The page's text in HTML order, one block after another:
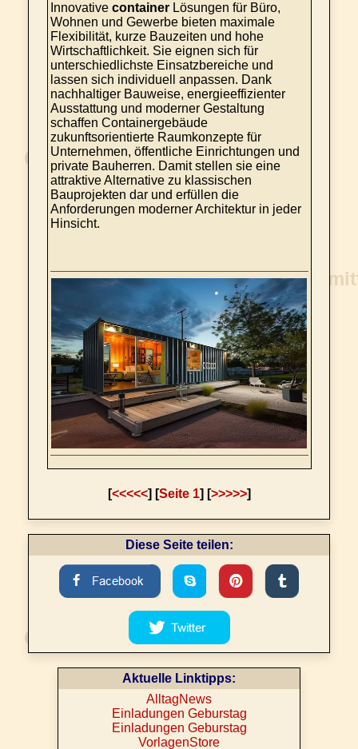
Innovative containerLösungen für Büro,
Wohnen und Gewerbe bieten maximale
Flexibilität, kurze Bauzeiten und hohe
Wirtschaftlichkeit. Sie eignen sich für
unterschiedlichste Einsatzbereiche und
lassen sich individuell anpassen. Dank
nachhaltiger Bauweise, energieeffizienter
Ausstattung und moderner Gestaltung
schaffen Containergebäude
zukunftsorientierte Raumkonzepte für
Unternehmen, öffentliche Einrichtungen und
private Bauherren. Damit stellen sie eine
attraktive Alternative zu klassischen
Bauprojekten dar und erfüllen die
Anforderungen moderner Architektur in jeder
Hinsicht.
[<<<<<] [Seite 1] [>>>>>]
Diese Seite teilen:
Aktuelle Linktipps:
AlltagNews
Einladungen Geburstag
Einladungen Geburstag
VorlagenStore